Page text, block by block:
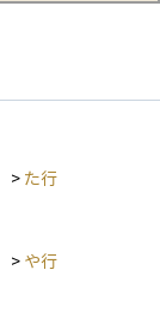
> た行
> や行